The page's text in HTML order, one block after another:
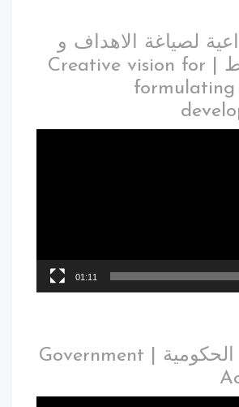
لصياغة الاهداف و
وضع الخطط | Creative vision for
formulating
01:11
المسرعات الحكومية | Government